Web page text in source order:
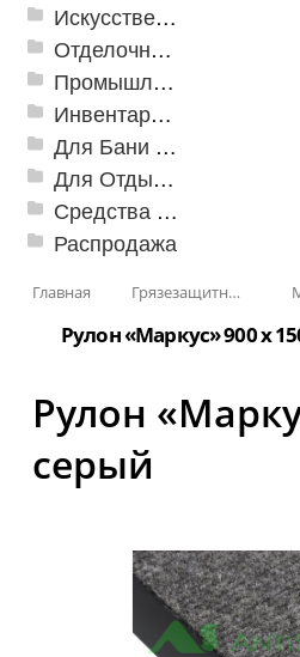
Искусственная трава
Отделочные профили
Промышленный текстиль
Инвентарь для клининга
Для Бани и Сауны
Для Отдыха и Пикника
Средства от насекомых и садовых вредителей
Распродажа
Главная Грязезащитные, влаговпитывающие покрытия
Рулон «Маркус» 900 х
Рулон
серый